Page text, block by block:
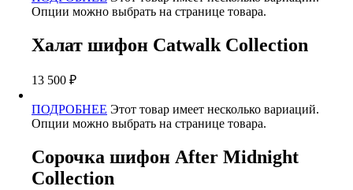
Опции можно выбрать на странице товара.
Халат шифон Catwalk Collection
13 500 ₽
ПОДРОБНЕЕ Этот товар имеет несколько вариаций.
Опции можно выбрать на странице товара.
Сорочка шифон After Midnight
Collection